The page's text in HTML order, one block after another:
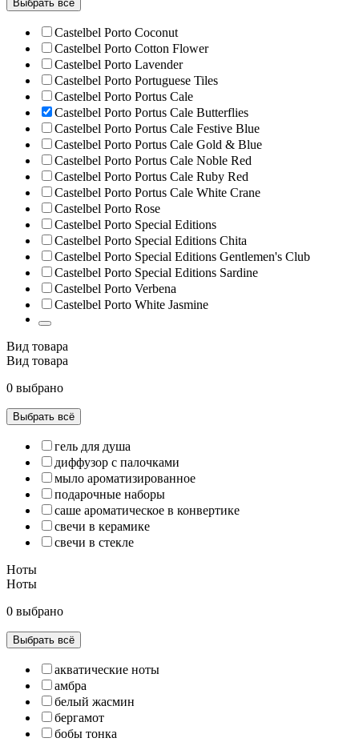
Выбрать всё
Castelbel Porto Coconut
Castelbel Porto Cotton Flower
Castelbel Porto Lavender
Castelbel Porto Portuguese Tiles
Castelbel Porto Portus Cale
Castelbel Porto Portus Cale Butterflies
Castelbel Porto Portus Cale Festive Blue
Castelbel Porto Portus Cale Gold & Blue
Castelbel Porto Portus Cale Noble Red
Castelbel Porto Portus Cale Ruby Red
Castelbel Porto Portus Cale White Crane
Castelbel Porto Rose
Castelbel Porto Special Editions
Castelbel Porto Special Editions Chita
Castelbel Porto Special Editions Gentlemen's Club
Castelbel Porto Special Editions Sardine
Castelbel Porto Verbena
Castelbel Porto White Jasmine
Вид товара
Вид товара
0 выбрано
Выбрать всё
гель для душа
диффузор с палочками
мыло ароматизированное
подарочные наборы
саше ароматическое в конвертике
свечи в керамике
свечи в стекле
Ноты
Ноты
0 выбрано
Выбрать всё
акватические ноты
амбра
белый жасмин
бергамот
бобы тонка